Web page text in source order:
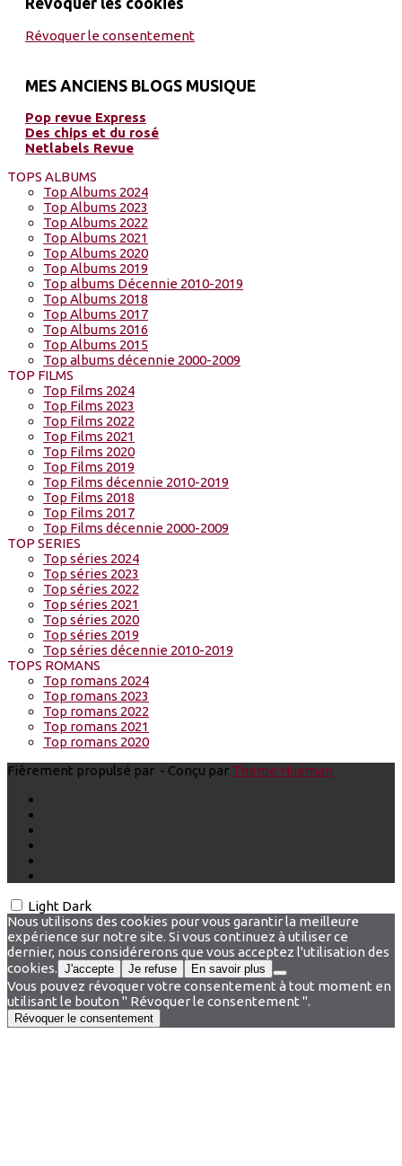
Révoquer les cookies
Révoquer le consentement
MES ANCIENS BLOGS MUSIQUE
Pop revue Express
Des chips et du rosé
Netlabels Revue
TOPS ALBUMS
Top Albums 2024
Top Albums 2023
Top Albums 2022
Top Albums 2021
Top Albums 2020
Top Albums 2019
Top albums Décennie 2010-2019
Top Albums 2018
Top Albums 2017
Top Albums 2016
Top Albums 2015
Top albums décennie 2000-2009
TOP FILMS
Top Films 2024
Top Films 2023
Top Films 2022
Top Films 2021
Top Films 2020
Top Films 2019
Top Films décennie 2010-2019
Top Films 2018
Top Films 2017
Top Films décennie 2000-2009
TOP SERIES
Top séries 2024
Top séries 2023
Top séries 2022
Top séries 2021
Top séries 2020
Top séries 2019
Top séries décennie 2010-2019
TOPS ROMANS
Top romans 2024
Top romans 2023
Top romans 2022
Top romans 2021
Top romans 2020
Fièrement propulsé par - Conçu par Thème Hueman
Light Dark
Nous utilisons des cookies pour vous garantir la meilleure
expérience sur notre site. Si vous continuez à utiliser ce
dernier, nous considérerons que vous acceptez l'utilisation des
cookies. J'accepte Je refuse En savoir plus
Vous pouvez révoquer votre consentement à tout moment en
utilisant le bouton " Révoquer le consentement ".
Révoquer le consentement